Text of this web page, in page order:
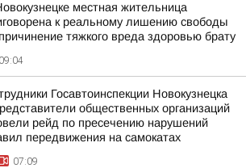
местная жительница
к реальному лишению свободы
тяжкого вреда здоровью брату
09:04
Госавтоинспекции Новокузнецка
общественных организаций
рейд по пресечению нарушений
передвижения на самокатах
07:09